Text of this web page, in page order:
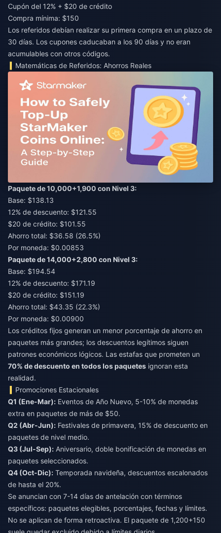
Cupón del 12% + $20 de crédito
Compra mínima: $150
Los referidos debían realizar su primera compra en un plazo de
30 días. Los cupones caducaban a los 90 días y no eran
acumulables con otros códigos.
Matemáticas de Referidos: Ahorros Reales
Paquete de 10,000+1,900 con Nivel 3:
Base: $138.13
12% de descuento: $121.55
$20 de crédito: $101.55
Ahorro total: $36.58 (26.5%)
Por moneda: $0.00853
Paquete de 14,000+2,800 con Nivel 3:
Base: $194.54
12% de descuento: $171.19
$20 de crédito: $151.19
Ahorro total: $43.35 (22.3%)
Por moneda: $0.00900
Los créditos fijos generan un menor porcentaje de ahorro en
paquetes más grandes; los descuentos legítimos siguen
patrones económicos lógicos. Las estafas que prometen un
70% de descuento en todos los paquetes ignoran esta
realidad.
Promociones Estacionales
Q1 (Ene-Mar): Eventos de Año Nuevo, 5-10% de monedas
Q2 (Abr-Jun): Festivales de primavera, 15% de descuento en
Q3 (Jul-Sep): Aniversario, doble bonificación de monedas en
Q4 (Oct-Dic): Temporada navideña, descuentos escalonados
de hasta el 20%.
Se anuncian con 7-14 días de antelación con términos
específicos: paquetes elegibles, porcentajes, fechas y límites.
No se aplican de forma retroactiva. El paquete de 1,200+150